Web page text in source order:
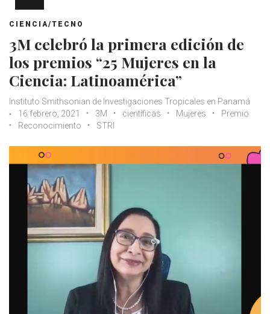
CIENCIA/TECNO
3M celebró la primera edición de
los premios “25 Mujeres en la
Ciencia: Latinoamérica”
Instituto Smithsonian de Investigaciones Tropicales en Panamá
16 febrero, 2021
3M científicas Mujeres
Premio
Reconocimiento
STRI